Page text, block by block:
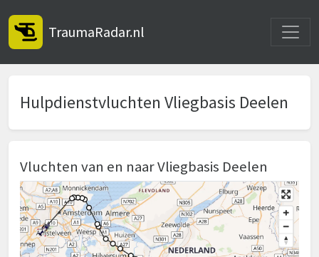
TraumaRadar.nl
Hulpdienstvluchten Vliegbasis Deelen
Vluchten van en naar Vliegbasis Deelen